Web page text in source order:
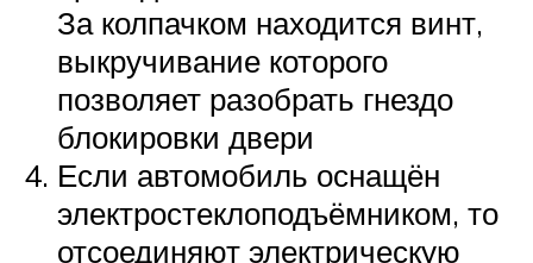
За колпачком находится винт,
выкручивание которого
позволяет разобрать гнездо
блокировки двери
Если автомобиль оснащён
электростеклоподъёмником, то
отсоединяют электрическую